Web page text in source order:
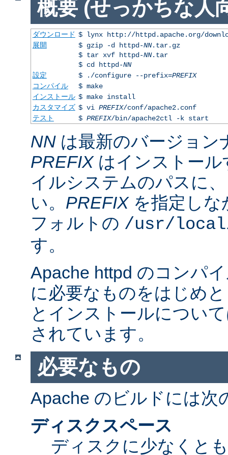
概要 (せっかちな人
ダウンロード $ lynx http://httpd.apache.org/
展開
$ gzip -d httpd-NN.tar.gz
$ tar xvf httpd-NN.tar
$ cd httpd-NN
設定
$ ./configure --prefix=PREFIX
コンパイル
$ make
インストール $ make install
カスタマイズ $ vi PREFIX/conf/apache2.conf
テスト
$ PREFIX/bin/apache2ctl -k start
NN は最新のバージョン
PREFIXはインストール
イルシステムのパスに
い。 PREFIXを指定しな
フォルトの /usr/local/
す。
Apache httpd のコンパ
に必要なものをはじめ
とインストールについ
されています。
必要なもの
Apache のビルドには次
ディスクスペース
ディスクに少なくと